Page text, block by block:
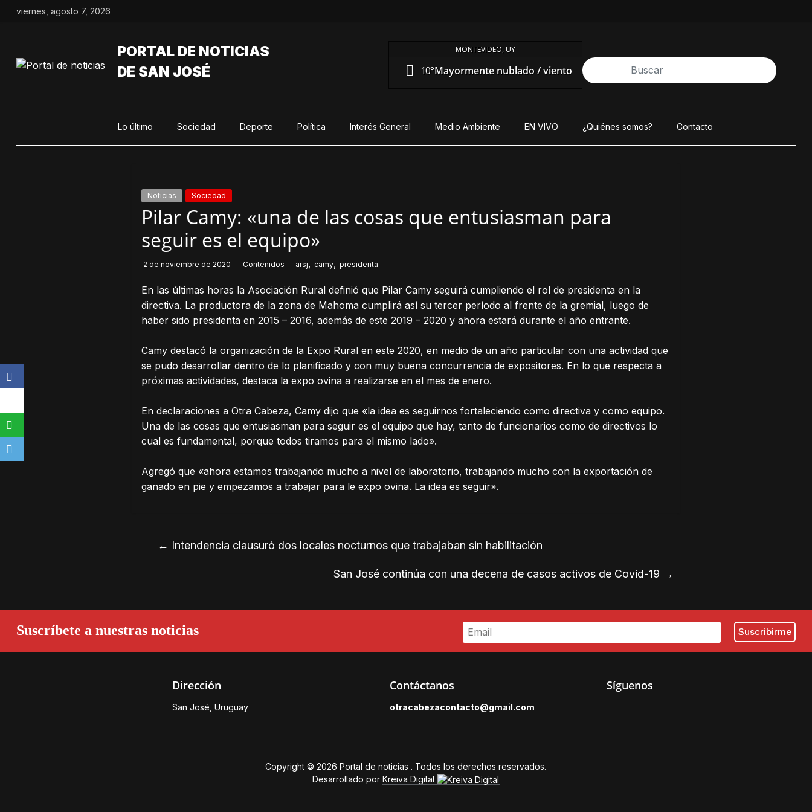
Saltarviernes, agosto 7, 2026
PORTAL DE NOTICIAS
DE SAN JOSÉ
MONTEVIDEO, UY
10°Mayormente nublado / viento
Lo último Sociedad Deporte Política Interés General Medio Ambiente EN VIVO ¿Quiénes somos? Contacto
Noticias Sociedad
Pilar Camy: «una de las cosas que entusiasman para
seguir es el equipo»
2 de noviembre de 2020 Contenidos arsj, camy,presidenta
En las últimas horas la Asociación Rural definió que Pilar Camy seguirá cumpliendo el rol de presidenta en la
directiva. La productora de la zona de Mahoma cumplirá así su tercer período al frente de la gremial, luego de
haber sido presidenta en 2015 – 2016, además de este 2019 – 2020 y ahora estará durante el año entrante.
Camy destacó la organización de la Expo Rural en este 2020, en medio de un año particular con una actividad que
se pudo desarrollar dentro de lo planificado y con muy buena concurrencia de expositores. En lo que respecta a
próximas actividades, destaca la expo ovina a realizarse en el mes de enero.
En declaraciones a Otra Cabeza, Camy dijo que «la idea es seguirnos fortaleciendo como directiva y como equipo.
Una de las cosas que entusiasman para seguir es el equipo que hay, tanto de funcionarios como de directivos lo
cual es fundamental, porque todos tiramos para el mismo lado».
Agregó que «ahora estamos trabajando mucho a nivel de laboratorio, trabajando mucho con la exportación de
ganado en pie y empezamos a trabajar para le expo ovina. La idea es seguir».
← Intendencia clausuró dos locales nocturnos que trabajaban sin habilitación
San José continúa con una decena de casos activos de Covid-19 →
Suscríbete a nuestras noticias
Dirección
San José, Uruguay
Contáctanos
otracabezacontacto@gmail.com
Síguenos
Copyright © 2026Portal de noticias . Todos los derechos reservados.
Desarrollado porKreiva Digital